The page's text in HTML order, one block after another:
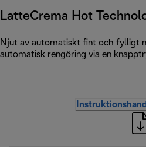
LatteCrema Hot
Njut av automatiskt fint och fylligt
automatisk rengöring via en